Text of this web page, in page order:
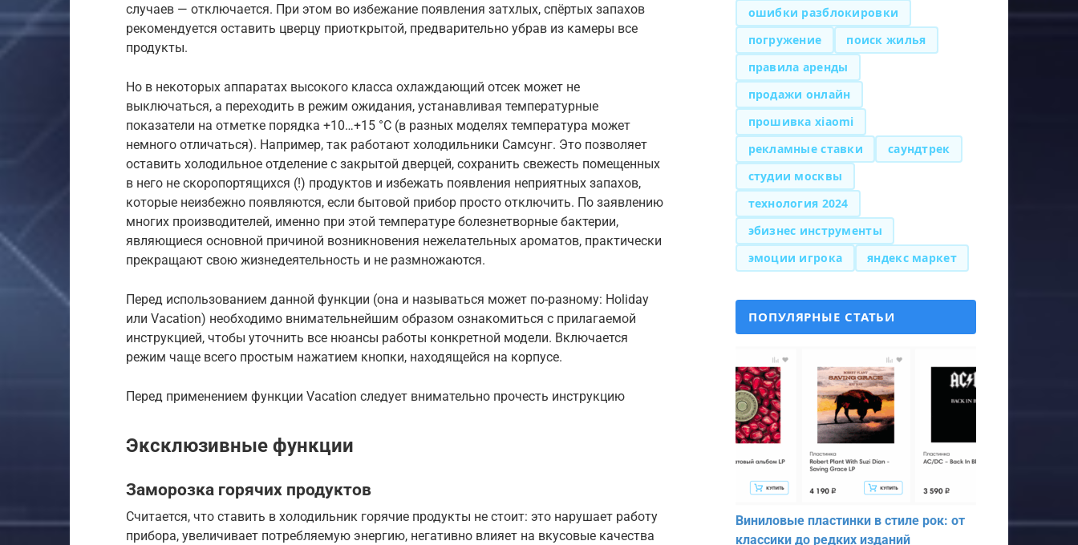
случаев — отключается. При этом во избежание появления затхлых, спёртых запахов
рекомендуется оставить цверцу приоткрытой, предварительно убрав из камеры все
продукты.
Но в некоторых аппаратах высокого класса охлаждающий отсек может не
выключаться, а переходить в режим ожидания, устанавливая температурные
показатели на отметке порядка +10…+15 °C (в разных моделях температура может
немного отличаться). Например, так работают холодильники Самсунг. Это позволяет
оставить холодильное отделение с закрытой дверцей, сохранить свежесть помещенных
в него не скоропортящихся (!) продуктов и избежать появления неприятных запахов,
которые неизбежно появляются, если бытовой прибор просто отключить. По заявлению
многих производителей, именно при этой температуре болезнетворные бактерии,
являющиеся основной причиной возникновения нежелательных ароматов, практически
прекращают свою жизнедеятельность и не размножаются.
Перед использованием данной функции (она и называться может по-разному: Holiday
или Vacation) необходимо внимательнейшим образом ознакомиться с прилагаемой
инструкцией, чтобы уточнить все нюансы работы конкретной модели. Включается
режим чаще всего простым нажатием кнопки, находящейся на корпусе.
Перед применением функции Vacation следует внимательно прочесть инструкцию
Эксклюзивные функции
Заморозка горячих продуктов
Считается, что ставить в холодильник горячие продукты не стоит: это нарушает работу
прибора, увеличивает потребляемую энергию, негативно влияет на вкусовые качества
ошибки разблокировки
погружение
поиск жилья
правила аренды
продажи онлайн
прошивка xiaomi
рекламные ставки
саундтрек
студии москвы
технология 2024
эбизнес инструменты
эмоции игрока
яндекс маркет
ПОПУЛЯРНЫЕ СТАТЬИ
Виниловые пластинки в стиле рок: от
классики до редких изданий